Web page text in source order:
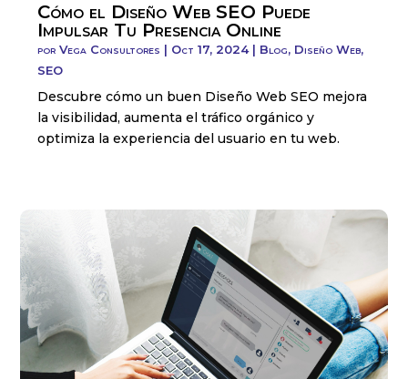
Cómo el Diseño Web SEO Puede
Impulsar Tu Presencia Online
porVega Consultores | Oct 17, 2024| Blog, Diseño Web,
SEO
Descubre cómo un buen Diseño Web SEO mejora
la visibilidad, aumenta el tráfico orgánico y
optimiza la experiencia del usuario en tu web.